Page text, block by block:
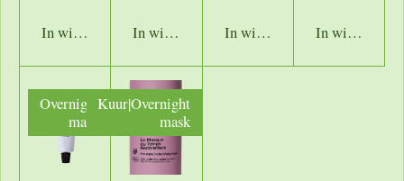
In winkelwagenIn winkelwagenIn winkelwagenIn
Overnight
mask
Kuur|Overnight
mask